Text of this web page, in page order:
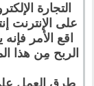
التجارة
على الإنترنت
اقع الأمر
الربح مِن هذا
طرق العمل على